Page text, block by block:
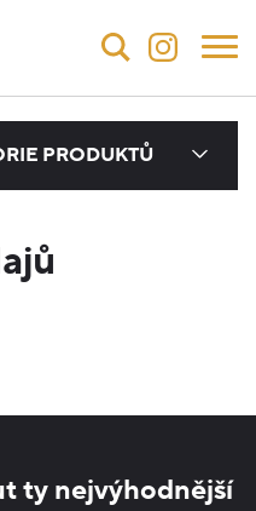
PRODUKTŮ
ty nejvýhodnější